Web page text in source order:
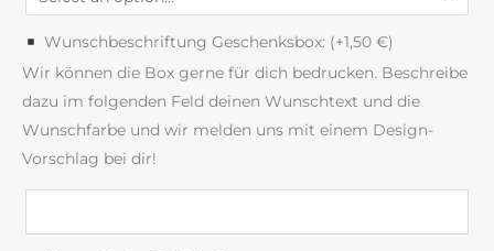
Wunschbeschriftung Geschenksbox: (+1,50 €)
Wir können die Box gerne für dich bedrucken. Beschreibe
dazu im folgenden Feld deinen Wunschtext und die
Wunschfarbe und wir melden uns mit einem Design-
Vorschlag bei dir!